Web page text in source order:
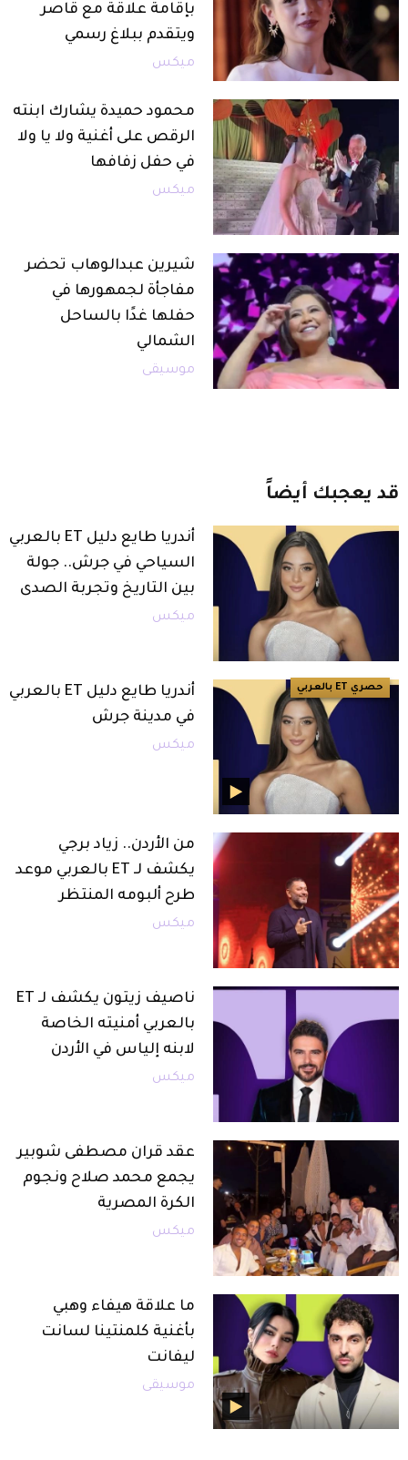
بإقامة علاقة مع قاصر
ويتقدم ببلاغ رسمي
ميكس
محمود حميدة يشارك ابنته
الرقص على أغنية ولا يا ولا
في حفل زفافها
ميكس
شيرين عبدالوهاب تحضر
مفاجأة لجمهورها في
حفلها غدًا بالساحل
الشمالي
موسيقى
قد يعجبك أيضاً
أندريا طايع دليل ET بالعربي
السياحي في جرش.. جولة
بين التاريخ وتجربة الصدى
ميكس
حصري ET بالعربي
أندريا طايع دليل ET بالعربي
في مدينة جرش
ميكس
من الأردن.. زياد برجي
يكشف لـ ET بالعربي موعد
طرح ألبومه المنتظر
ميكس
ناصيف زيتون يكشف لـ ET
بالعربي أمنيته الخاصة
لابنه إلياس في الأردن
ميكس
عقد قران مصطفى شوبير
يجمع محمد صلاح ونجوم
الكرة المصرية
ميكس
ما علاقة هيفاء وهبي
بأغنية كلمنتينا لسانت
ليفانت
موسيقى